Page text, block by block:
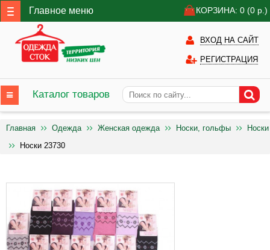
Главное меню КОРЗИНА: 0 (0 р.)
ВХОД НА САЙТ
РЕГИСТРАЦИЯ
Каталог товаров
Главная Одежда Женская одежда Носки, гольфы
Носки
Носки 23730